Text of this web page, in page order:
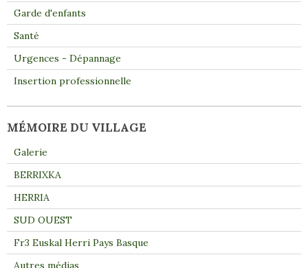
Garde d'enfants
Santé
Urgences - Dépannage
Insertion professionnelle
MÉMOIRE DU VILLAGE
Galerie
BERRIXKA
HERRIA
SUD OUEST
Fr3 Euskal Herri Pays Basque
Autres médias